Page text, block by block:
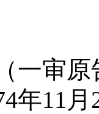
一审
年11